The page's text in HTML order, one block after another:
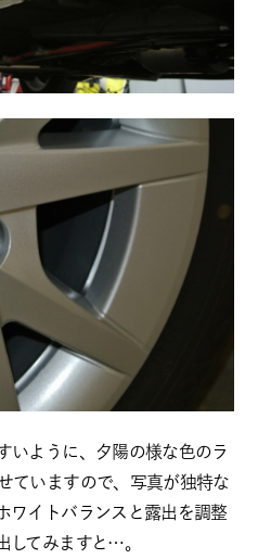
いように、夕陽の様な色のラ
ていますので、写真が独特な
ワイトバランスと露出を調整
してみますと…。